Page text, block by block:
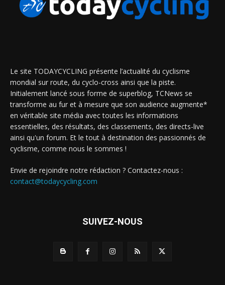
Le site TODAYCYCLING présente l’actualité du cyclisme
mondial sur route, du cyclo-cross ainsi que la piste.
Initialement lancé sous forme de superblog, TCNews se
transforme au fur et à mesure que son audience augmente*
en véritable site média avec toutes les informations
essentielles, des résultats, des classements, des directs-live
ainsi qu'un forum. Et le tout à destination des passionnés de
cyclisme, comme nous le sommes !
Envie de rejoindre notre rédaction ? Contactez-nous :
contact@todaycycling.com
SUIVEZ-NOUS